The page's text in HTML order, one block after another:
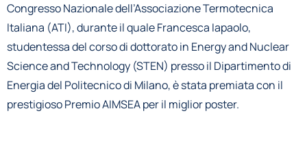
Congresso Nazionale dell’Associazione Termotecnica
Italiana (ATI), durante il quale Francesca Iapaolo,
studentessa del corso di dottorato in Energy and Nuclear
Science and Technology (STEN) presso il Dipartimento di
Energia del Politecnico di Milano, è stata premiata con il
prestigioso Premio AIMSEA per il miglior poster.